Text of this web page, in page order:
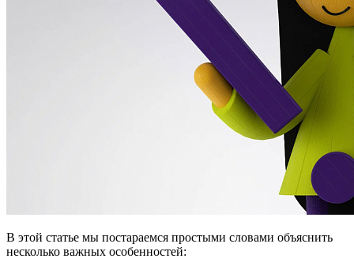
В этой статье мы постараемся простыми словами объяснить
несколько важных особенностей: